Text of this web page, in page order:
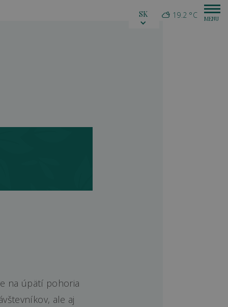
19.2 °C
SK
na úpätí pohoria
ale aj